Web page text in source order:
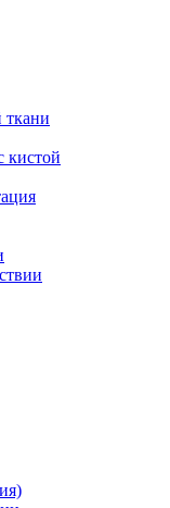
ткани
кистой